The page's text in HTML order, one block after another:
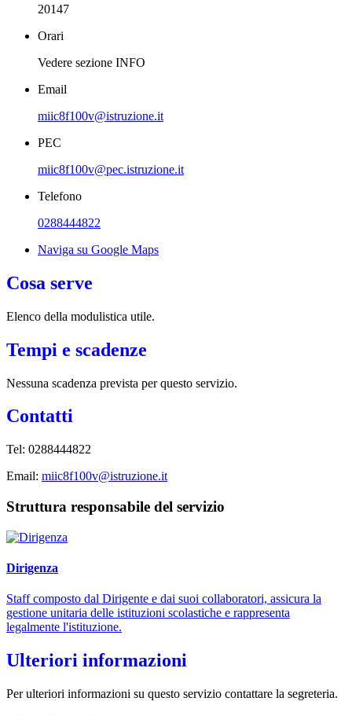
20147
Orari
Vedere sezione INFO
Email
miic8f100v@istruzione.it
PEC
miic8f100v@pec.istruzione.it
Telefono
0288444822
Naviga su Google Maps
Cosa serve
Elenco della modulistica utile.
Tempi e scadenze
Nessuna scadenza prevista per questo servizio.
Contatti
Tel: 0288444822
Email: miic8f100v@istruzione.it
Struttura responsabile del servizio
Dirigenza
Staff composto dal Dirigente e dai suoi collaboratori, assicura la
gestione unitaria delle istituzioni scolastiche e rappresenta
legalmente l'istituzione.
Ulteriori informazioni
Per ulteriori informazioni su questo servizio contattare la segreteria.